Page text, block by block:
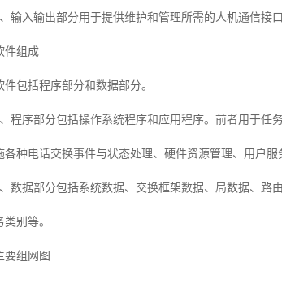
输入输出部分用于提供维护和管理所需的人机通信接
件组成
件包括程序部分和数据部分。
程序部分包括操作系统程序和应用程序。前者用于任
各种电话交换事件与状态处理、硬件资源管理、用户
数据部分包括系统数据、交换框架数据、局数据、路
类别等。
要组网图